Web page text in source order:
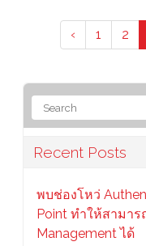
‹ 1 2
Recent Posts
พบช่องโหว่
Point ทำให้สามา
Management ได้